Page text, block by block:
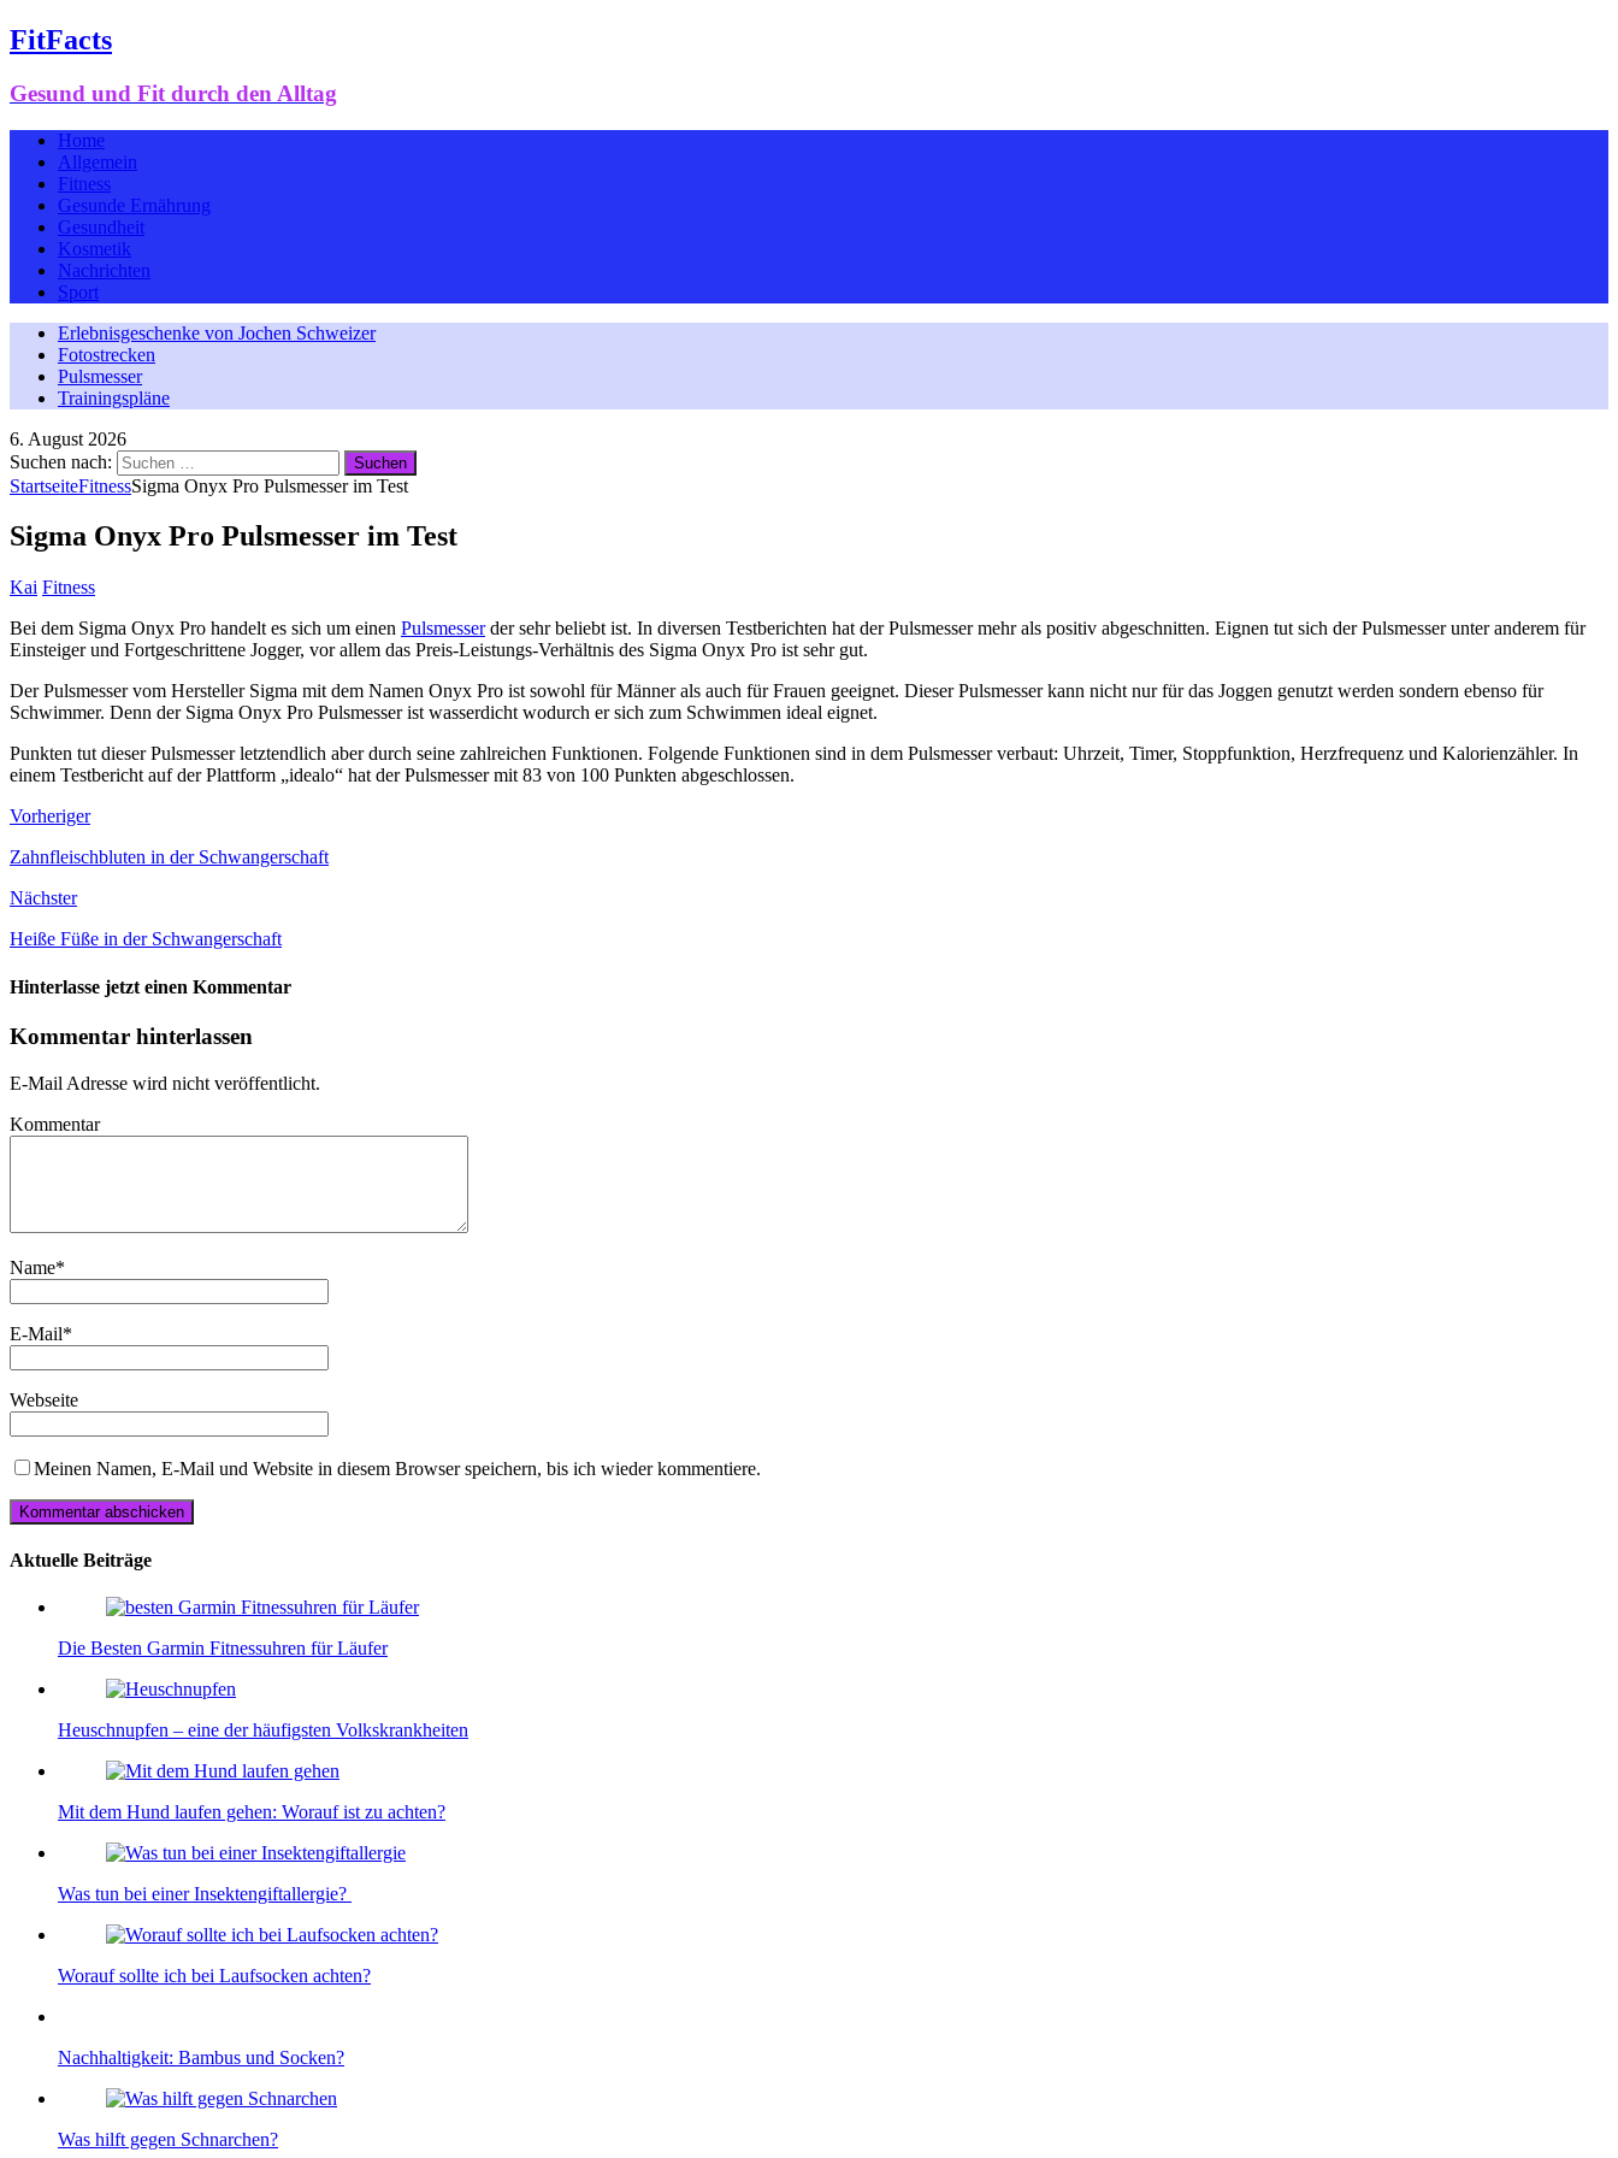
FitFacts
Gesund und Fit durch den Alltag
Home
Allgemein
Fitness
Gesunde Ernährung
Gesundheit
Kosmetik
Nachrichten
Sport
Erlebnisgeschenke von Jochen Schweizer
Fotostrecken
Pulsmesser
Trainingspläne
6. August 2026
Suchen nach:
StartseiteFitnessSigma Onyx Pro Pulsmesser im Test
Sigma Onyx Pro Pulsmesser im Test
Kai Fitness
Bei dem Sigma Onyx Pro handelt es sich um einen Pulsmesserder sehr beliebt ist. In diversen Testberichten hat der Pulsmesser mehr als positiv abgeschnitten. Eignen tut sich der Pulsmesser unter anderem für
Einsteiger und Fortgeschrittene Jogger, vor allem das Preis-Leistungs-Verhältnis des Sigma Onyx Pro ist sehr gut.
Der Pulsmesser vom Hersteller Sigma mit dem Namen Onyx Pro ist sowohl für Männer als auch für Frauen geeignet. Dieser Pulsmesser kann nicht nur für das Joggen genutzt werden sondern ebenso für
Schwimmer. Denn der Sigma Onyx Pro Pulsmesser ist wasserdicht wodurch er sich zum Schwimmen ideal eignet.
Punkten tut dieser Pulsmesser letztendlich aber durch seine zahlreichen Funktionen. Folgende Funktionen sind in dem Pulsmesser verbaut: Uhrzeit, Timer, Stoppfunktion, Herzfrequenz und Kalorienzähler. In
einem Testbericht auf der Plattform „idealo“ hat der Pulsmesser mit 83 von 100 Punkten abgeschlossen.
Vorheriger
Zahnfleischbluten in der Schwangerschaft
Nächster
Heiße Füße in der Schwangerschaft
Hinterlasse jetzt einen Kommentar
Kommentar hinterlassen
E-Mail Adresse wird nicht veröffentlicht.
Kommentar
Name*
E-Mail*
Webseite
Meinen Namen, E-Mail und Website in diesem Browser speichern, bis ich wieder kommentiere.
Aktuelle Beiträge
Die Besten Garmin Fitnessuhren für Läufer
Heuschnupfen – eine der häufigsten Volkskrankheiten
Mit dem Hund laufen gehen: Worauf ist zu achten?
Was tun bei einer Insektengiftallergie?
Worauf sollte ich bei Laufsocken achten?
Nachhaltigkeit: Bambus und Socken?
Was hilft gegen Schnarchen?